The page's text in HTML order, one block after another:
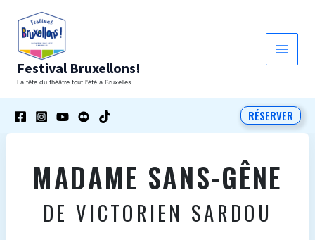
contenu
Festival Bruxellons!
La fête du théâtre tout l'été à Bruxelles
RÉSERVER
MADAME SANS-GÊNE
DE VICTORIEN SARDOU